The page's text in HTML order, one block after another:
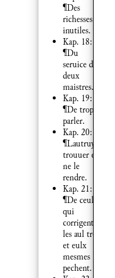
¶Des
richesses
inutiles.
Kap. 18:
¶Du
seruice de
deux
maistres.
Kap. 19:
¶De trop
parler.
Kap. 20:
¶Lautruy
trouuer et
ne le
rendre.
Kap. 21:
¶De ceulx
qui
corrigent
les aul tres
et eulx
mesmes
pechent.